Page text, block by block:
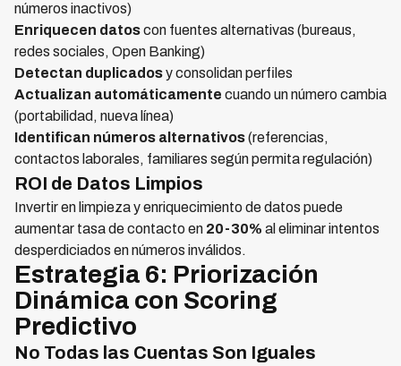
números inactivos)
Enriquecen datoscon fuentes alternativas (bureaus,
redes sociales, Open Banking)
Detectan duplicadosy consolidan perfiles
Actualizan automáticamente cuando un número cambia
(portabilidad, nueva línea)
Identifican números alternativos(referencias,
contactos laborales, familiares según permita regulación)
ROI de Datos Limpios
Invertir en limpieza y enriquecimiento de datos puede
aumentar tasa de contacto en 20-30% al eliminar intentos
desperdiciados en números inválidos.
Estrategia 6: Priorización
Dinámica con Scoring
Predictivo
No Todas las Cuentas Son Iguales